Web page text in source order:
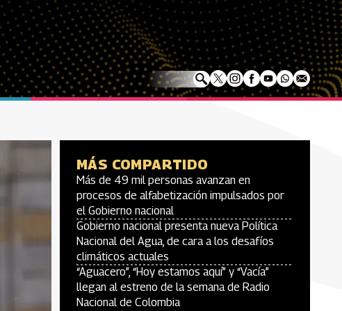
MÁS COMPARTIDO
Más de 49 mil personas avanzan en
procesos de alfabetización impulsados por
el Gobierno nacional
Gobierno nacional presenta nueva Política
Nacional del Agua, de cara a los desafíos
climáticos actuales
“Aguacero”, “Hoy estamos aquí” y “Vacía”
llegan al estreno de la semana de Radio
Nacional de Colombia